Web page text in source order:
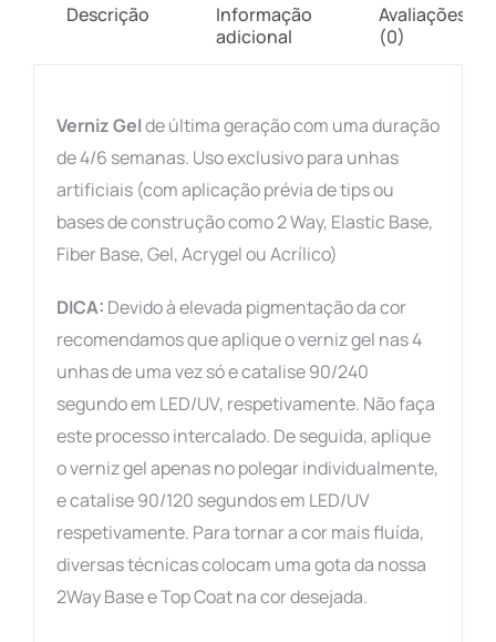
Descrição
Informação
adicional
Avaliações
(0)
Verniz Gelde última geração com uma duração
de 4/6 semanas. Uso exclusivo para unhas
artificiais (com aplicação prévia de tips ou
bases de construção como 2 Way, Elastic Base,
Fiber Base, Gel, Acrygel ou Acrílico)
DICA: Devido à elevada pigmentação da cor
recomendamos que aplique o verniz gel nas 4
unhas de uma vez só e catalise 90/240
segundo em LED/UV, respetivamente. Não faça
este processo intercalado. De seguida, aplique
o verniz gel apenas no polegar individualmente,
e catalise 90/120 segundos em LED/UV
respetivamente. Para tornar a cor mais fluída,
diversas técnicas colocam uma gota da nossa
2Way Base e Top Coat na cor desejada.